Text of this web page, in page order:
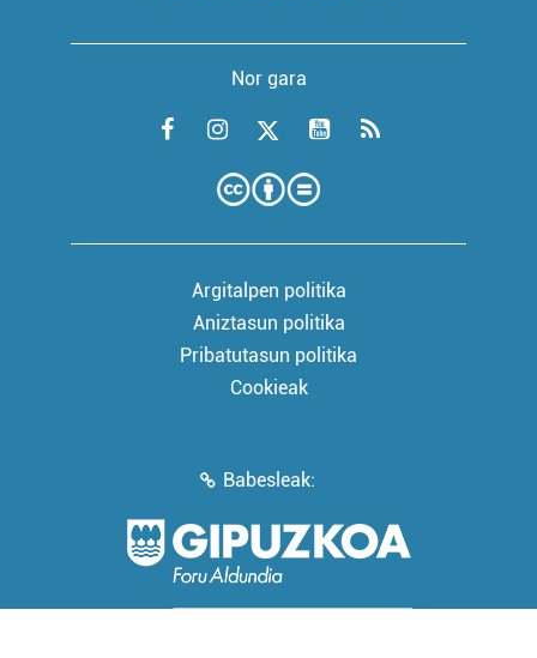
Nor gara
Argitalpen politika
Aniztasun politika
Pribatutasun politika
Cookieak
Babesleak: